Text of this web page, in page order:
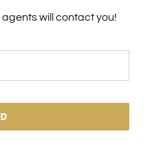
will contact you!